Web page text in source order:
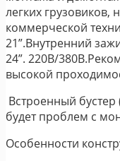
легких грузовиков,
коммерческой
21”.Внутренний
24”. 220В/
высокой
Встроенный бустер
будет проблем с
Особенности